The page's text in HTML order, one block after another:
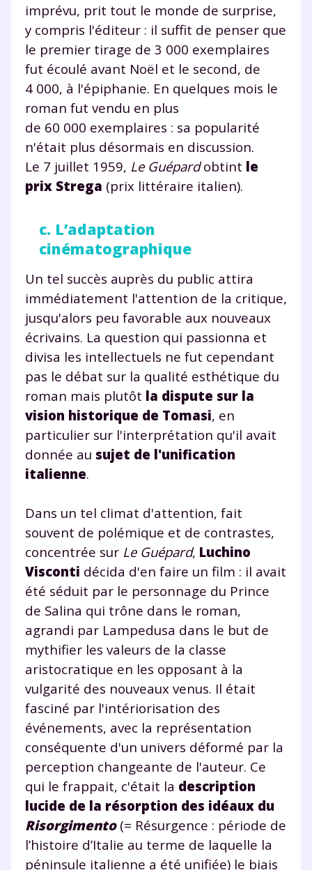
imprévu, prit tout le monde de surprise,
y compris l'éditeur : il suffit de penser que
le premier tirage de 3 000 exemplaires
fut écoulé avant Noël et le second, de
4 000, à l'épiphanie. En quelques mois le
roman fut vendu en plus
de 60 000 exemplaires : sa popularité
n'était plus désormais en discussion.
Le 7 juillet 1959, Le Guépardobtint le
prix Strega (prix littéraire italien).
c. L’adaptation
cinématographique
Un tel succès auprès du public attira
immédiatement l'attention de la critique,
jusqu'alors peu favorable aux nouveaux
écrivains. La question qui passionna et
divisa les intellectuels ne fut cependant
pas le débat sur la qualité esthétique du
roman mais plutôt la dispute sur la
vision historique de Tomasi, en
particulier sur l'interprétation qu'il avait
donnée au sujet de l'unification
italienne.
Dans un tel climat d'attention, fait
souvent de polémique et de contrastes,
concentrée sur Le Guépard, Luchino
Visconti décida d'en faire un film : il avait
été séduit par le personnage du Prince
de Salina qui trône dans le roman,
agrandi par Lampedusa dans le but de
mythifier les valeurs de la classe
aristocratique en les opposant à la
vulgarité des nouveaux venus. Il était
fasciné par l'intériorisation des
événements, avec la représentation
conséquente d'un univers déformé par la
perception changeante de l'auteur. Ce
qui le frappait, c'était la description
lucide de la résorption des idéaux du
Risorgimento(= Résurgence : période de
l’histoire d’Italie au terme de laquelle la
péninsule italienne a été unifiée) le biais
Fermer
Envie de progresser
et de réussir votre
année scolaire ?
Testez gratuitement
pendant 24h notre
plateforme de soutien
scolaire !
Fiches de cours et vidéos,exercices